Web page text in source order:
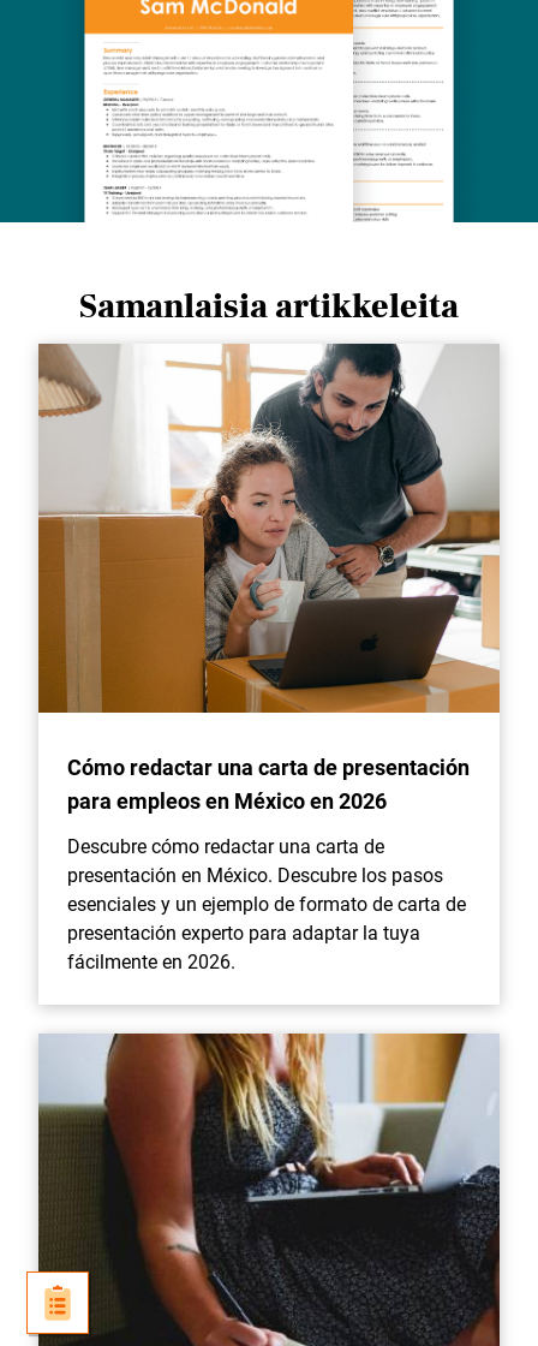
Samanlaisia ​​artikkeleita
Cómo redactar una carta de presentación
para empleos en México en 2026
Descubre cómo redactar una carta de
presentación en México. Descubre los pasos
esenciales y un ejemplo de formato de carta de
presentación experto para adaptar la tuya
fácilmente en 2026.